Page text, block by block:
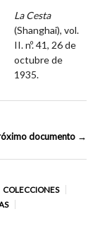
La Cesta
(Shanghai), vol.
II. nº. 41, 26 de
octubre de
1935.
documento →
COLECCIONES